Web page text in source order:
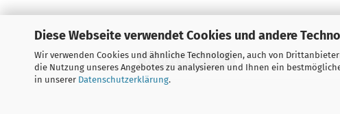
Diese Webseite verwendet Cookies und andere
Wir verwenden Cookies und ähnliche Technologien, auch von
die Nutzung unseres Angebotes zu analysieren und Ihnen ein
in unserer Datenschutzerklärung.
Vertrag widerrufen